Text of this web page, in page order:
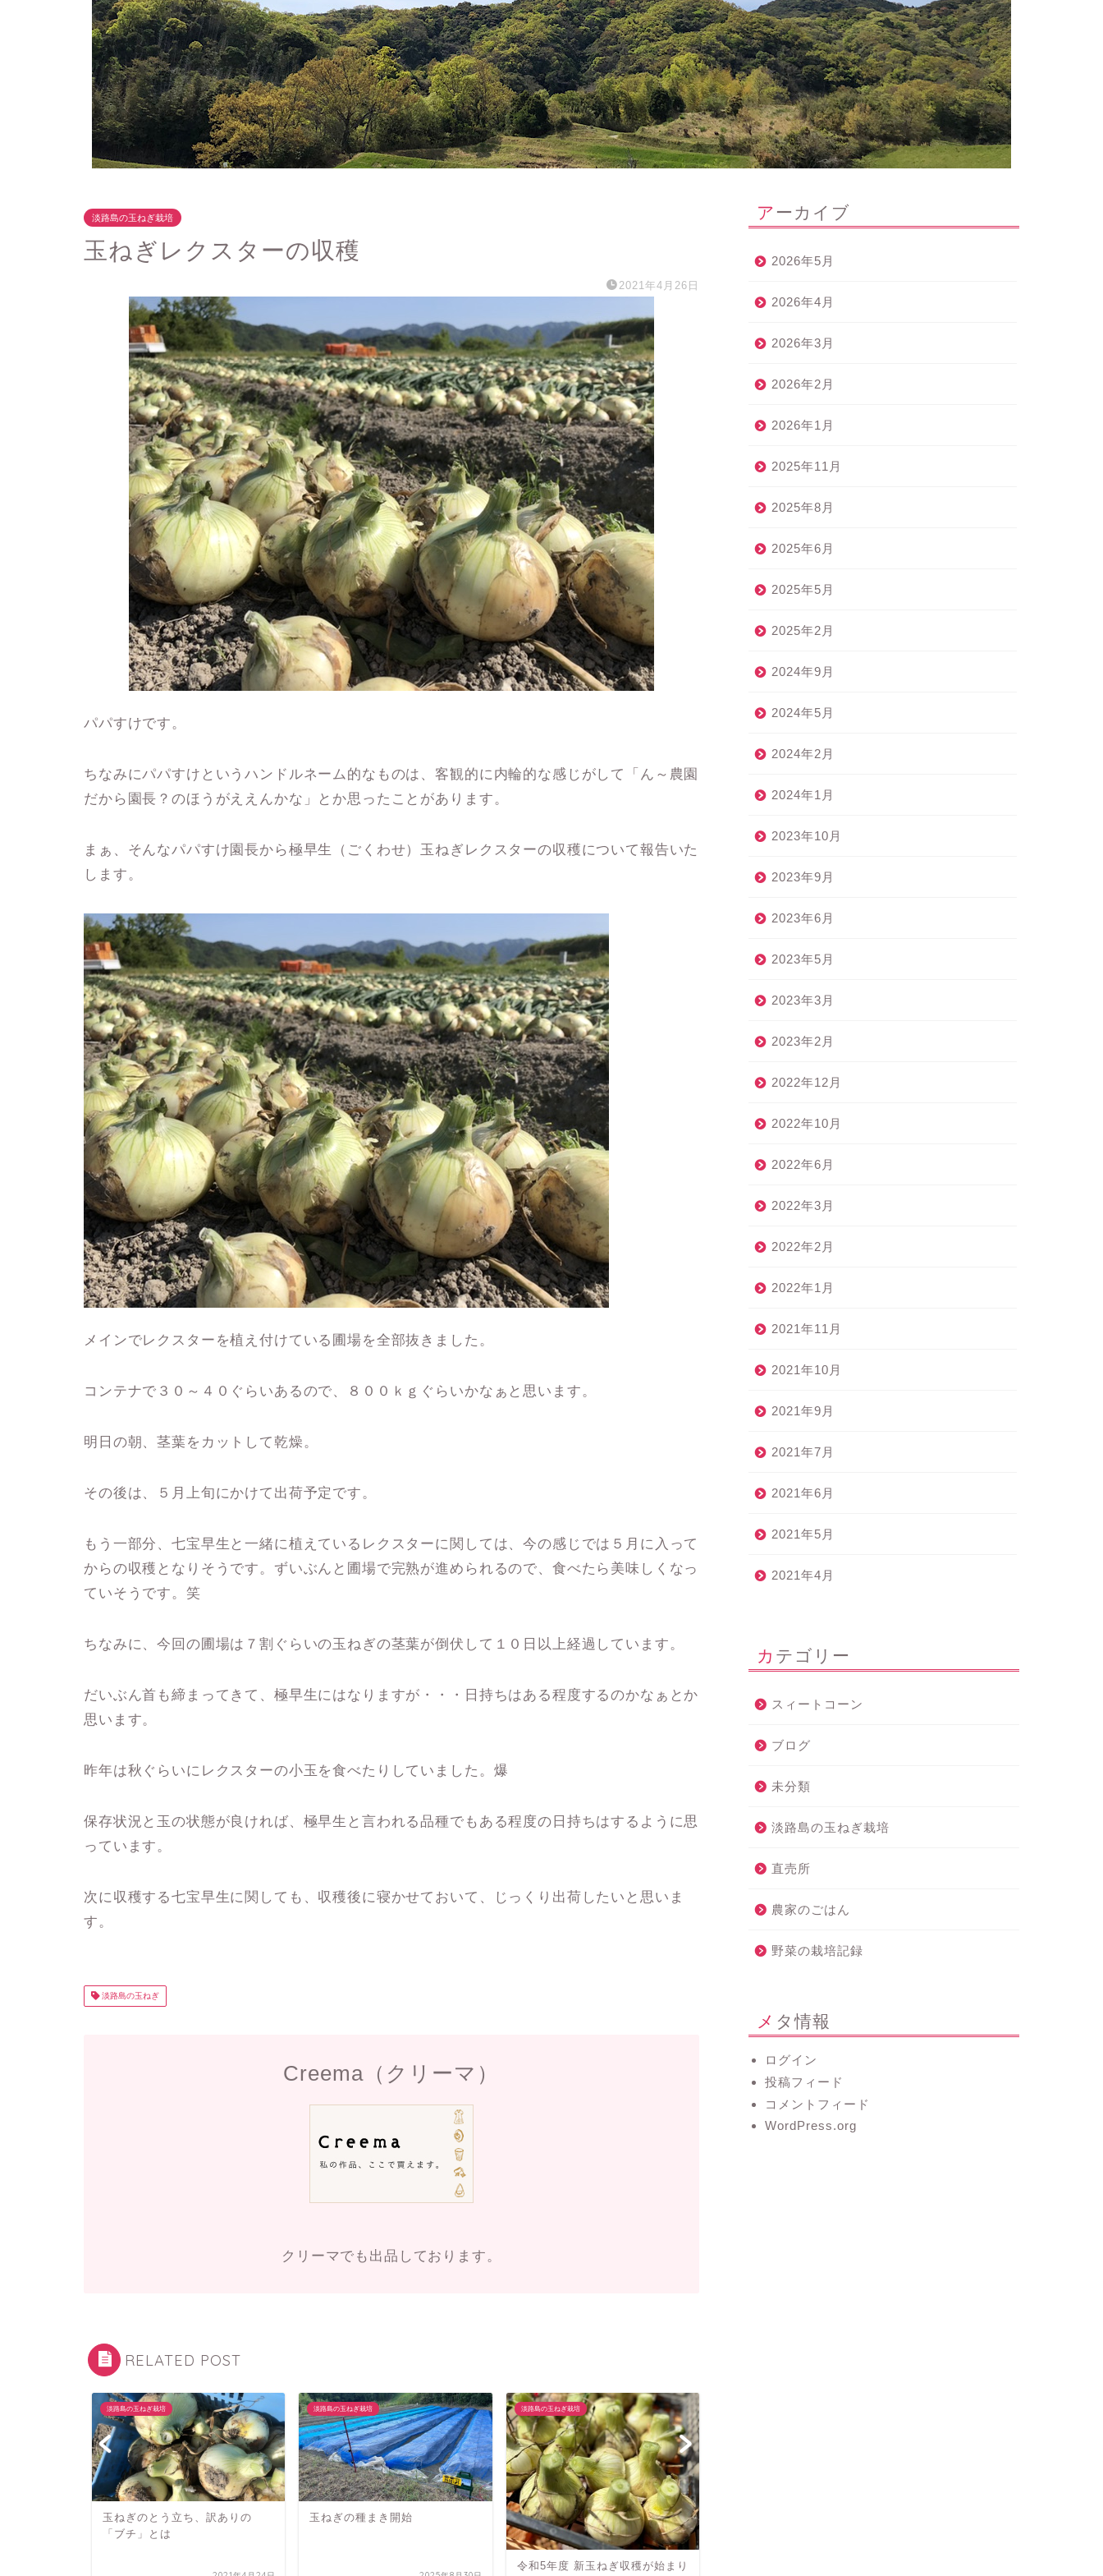
淡路島の玉ねぎ栽培
玉ねぎレクスターの収穫
2021年4月26日
パパすけです。
ちなみにパパすけというハンドルネーム的なものは、客観的に内輪的な感じがして「ん～農園
だから園長？のほうがええんかな」とか思ったことがあります。
まぁ、そんなパパすけ園長から極早生（ごくわせ）玉ねぎレクスターの収穫について報告いた
します。
メインでレクスターを植え付けている圃場を全部抜きました。
コンテナで３０～４０ぐらいあるので、８００ｋｇぐらいかなぁと思います。
明日の朝、茎葉をカットして乾燥。
その後は、５月上旬にかけて出荷予定です。
もう一部分、七宝早生と一緒に植えているレクスターに関しては、今の感じでは５月に入って
からの収穫となりそうです。ずいぶんと圃場で完熟が進められるので、食べたら美味しくなっ
ていそうです。笑
ちなみに、今回の圃場は７割ぐらいの玉ねぎの茎葉が倒伏して１０日以上経過しています。
だいぶん首も締まってきて、極早生にはなりますが・・・日持ちはある程度するのかなぁとか
思います。
昨年は秋ぐらいにレクスターの小玉を食べたりしていました。爆
保存状況と玉の状態が良ければ、極早生と言われる品種でもある程度の日持ちはするように思
っています。
次に収穫する七宝早生に関しても、収穫後に寝かせておいて、じっくり出荷したいと思いま
す。
淡路島の玉ねぎ
Creema（クリーマ）
クリーマでも出品しております。
RELATED POST
淡路島の玉ねぎ栽培
玉ねぎのとう立ち、訳ありの
「ブチ」とは
淡路島の玉ねぎ栽培
玉ねぎの種まき開始
淡路島の玉ねぎ栽培
令和5年度 新玉ねぎ収穫が始まり
アーカイブ
2026年5月
2026年4月
2026年3月
2026年2月
2026年1月
2025年11月
2025年8月
2025年6月
2025年5月
2025年2月
2024年9月
2024年5月
2024年2月
2024年1月
2023年10月
2023年9月
2023年6月
2023年5月
2023年3月
2023年2月
2022年12月
2022年10月
2022年6月
2022年3月
2022年2月
2022年1月
2021年11月
2021年10月
2021年9月
2021年7月
2021年6月
2021年5月
2021年4月
カテゴリー
スィートコーン
ブログ
未分類
淡路島の玉ねぎ栽培
直売所
農家のごはん
野菜の栽培記録
メタ情報
ログイン
投稿フィード
コメントフィード
WordPress.org